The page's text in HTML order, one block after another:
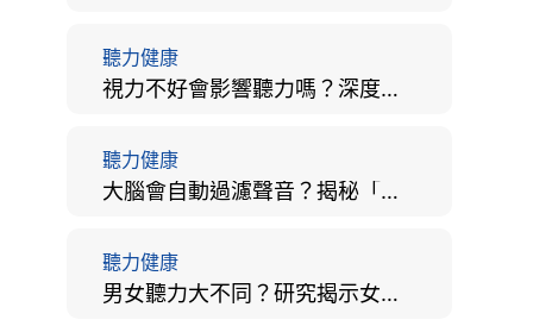
聽力健康
視力不好會影響聽力嗎？深度拆解大腦「眼耳並用」的科學秘密
聽力健康
大腦會自動過濾聲音？揭秘「聽覺注意」機制與聽力健康的深層關係
聽力健康
男女聽力大不同？研究揭示女性聽覺更靈敏！為何男性更易聽力損失？